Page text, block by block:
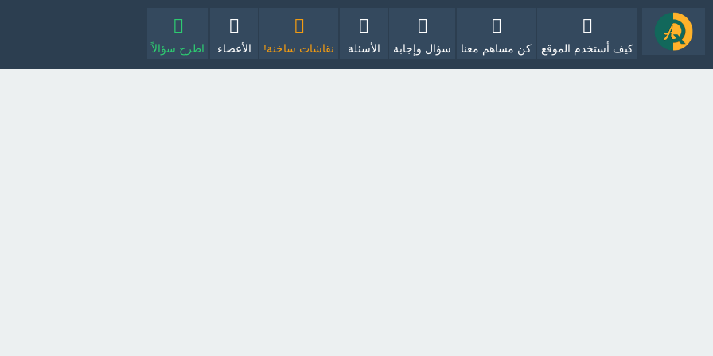
كيف أستخدم الموقع كن مساهم معنا سؤال وإجابة الأسئلة نقاشات ساخنة! الأعضاء اطرح سؤالاً